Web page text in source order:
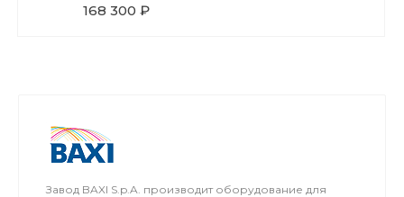
168 300 ₽
Завод BAXI S.p.A. производит оборудование для